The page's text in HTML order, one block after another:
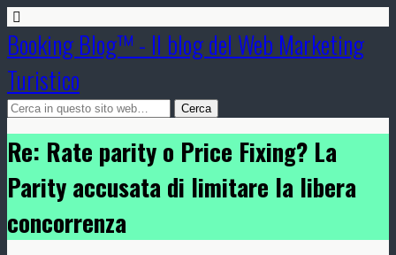
Booking Blog™ - Il blog del Web Marketing
Turistico
Re: Rate parity o Price Fixing? La
Parity accusata di limitare la libera
concorrenza